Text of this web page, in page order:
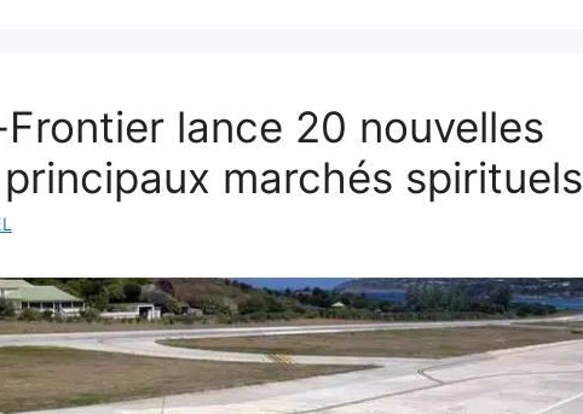
lance 20 nouvelles
marchés spirituels